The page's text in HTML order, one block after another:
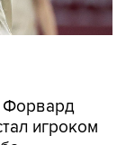
Форвард
игроком